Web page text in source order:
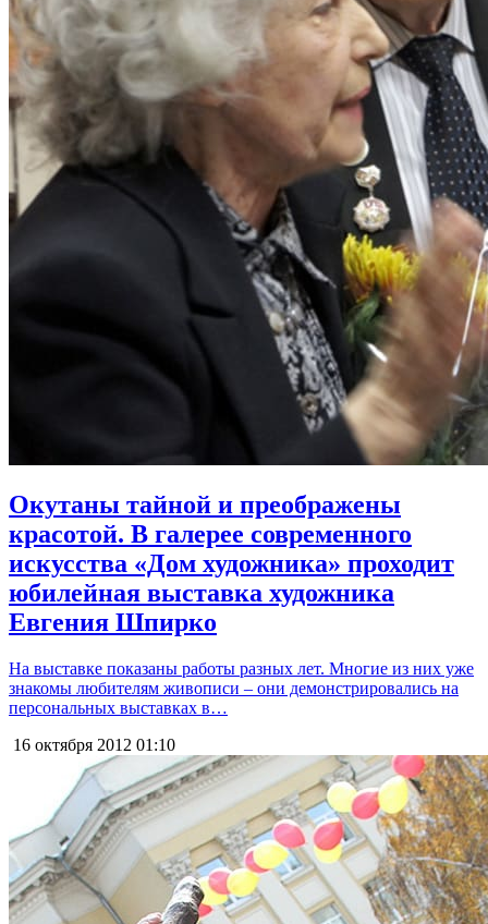
Окутаны тайной и преображены
красотой. В галерее современного
искусства «Дом художника» проходит
юбилейная выставка художника
Евгения Шпирко
На выставке показаны работы разных лет. Многие из них уже
знакомы любителям живописи – они демонстрировались на
персональных выставках в…
16 октября 2012 01:10